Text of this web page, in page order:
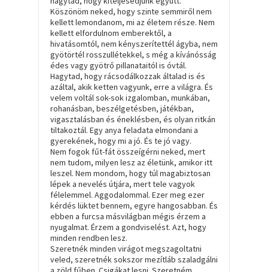
Köszönöm neked, hogy szinte semmiről nem
kellett lemondanom, mi az életem része. Nem
kellett elfordulnom emberektől, a
hivatásomtól, nem kényszerítettél ágyba, nem
gyötörtél rosszullétekkel, s még a kívánósság
édes vagy gyötrő pillanataitól is óvtál.
Hagytad, hogy rácsodálkozzak általad is és
azáltal, akik ketten vagyunk, erre a világra. És
velem voltál sok-sok izgalomban, munkában,
rohanásban, beszélgetésben, játékban,
vigasztalásban és éneklésben, és olyan ritkán
tiltakoztál. Egy anya feladata elmondani a
gyerekének, hogy mi a jó. És te jó vagy.
Nem fogok fűt-fát összeígérni neked, mert
nem tudom, milyen lesz az életünk, amikor itt
leszel. Nem mondom, hogy túl magabiztosan
lépek a nevelés útjára, mert tele vagyok
félelemmel. Aggodalommal. Ezer meg ezer
kérdés lüktet bennem, egyre hangosabban. És
ebben a furcsa másvilágban mégis érzem a
nyugalmat. Érzem a gondviselést. Azt, hogy
minden rendben lesz.
Szeretnék minden virágot megszagoltatni
veled, szeretnék sokszor mezítláb szaladgálni